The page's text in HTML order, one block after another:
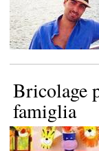
Bricolage
famiglia